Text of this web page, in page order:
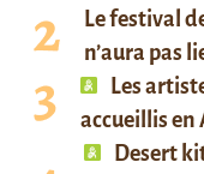
Le festival
n’aura pas
Les
accueillis en
Desert